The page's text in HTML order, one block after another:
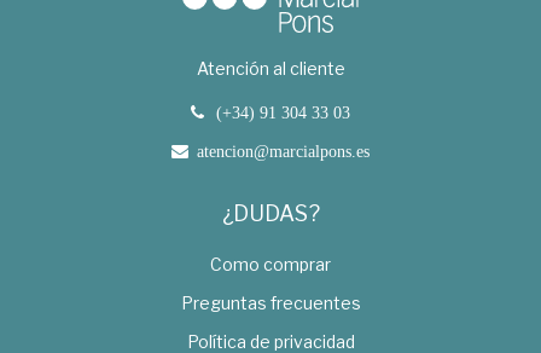
Atención al cliente
(+34) 91 304 33 03
atencion@marcialpons.es
¿DUDAS?
Como comprar
Preguntas frecuentes
Política de privacidad